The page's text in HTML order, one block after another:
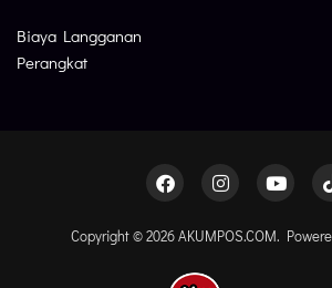
Biaya Langganan
Perangkat
Copyright © 2026 AKUMPOS.COM.